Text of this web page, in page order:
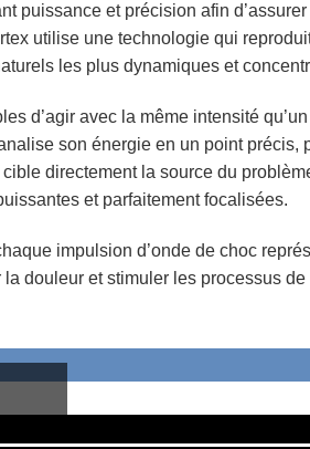
puissance et précision afin
utilise une technologie qui
les plus dynamiques et
d’agir avec la même intensité
son énergie en un point précis,
directement la source du
et parfaitement focalisées.
impulsion d’onde de choc
douleur et stimuler les processus de